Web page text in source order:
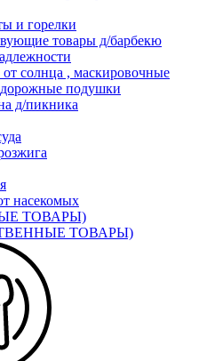
и горелки
товары д/барбекю
солнца , маскировочные
подушки
д/пикника
насекомых
ТОВАРЫ)
ТОВАРЫ)